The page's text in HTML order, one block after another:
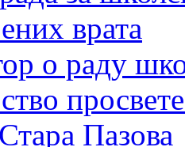
врата
о раду
Пазова